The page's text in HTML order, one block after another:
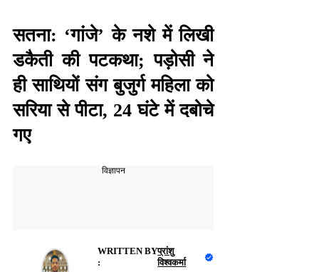
सतना: ‘गांजे’ के नशे में लिखी
डकैती की पटकथा; पड़ोसी ने
ही साथियों संग बुजुर्ग महिला को
सरिया से पीटा, 24 घंटे में दबोचे
गए
विज्ञापन
WRITTEN BY
:
प्रांशु
विश्वकर्मा